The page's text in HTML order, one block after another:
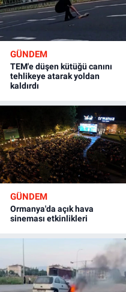
GÜNDEM
TEM'e düşen kütüğü canını
tehlikeye atarak yoldan
kaldırdı
GÜNDEM
Ormanya'da açık hava
sineması etkinlikleri